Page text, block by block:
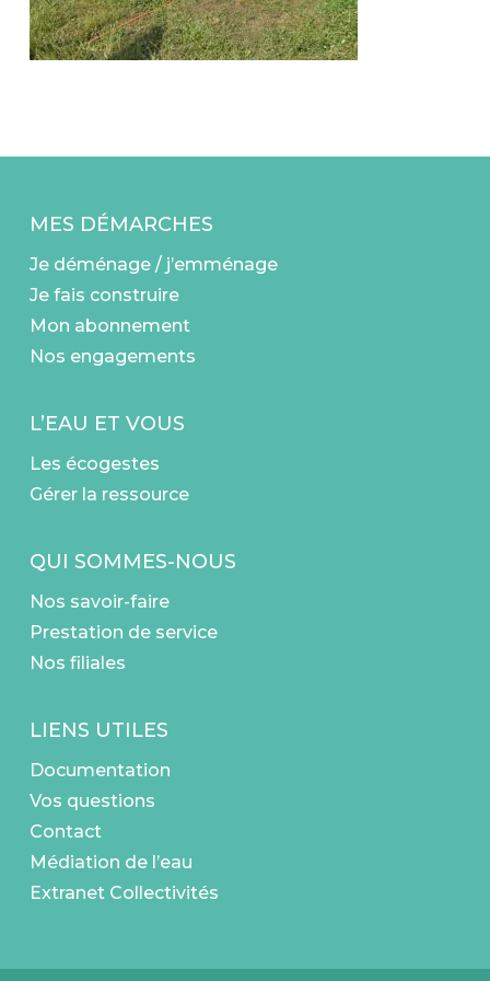
MES DÉMARCHES
Je déménage / j’emménage
Je fais construire
Mon abonnement
Nos engagements
L’EAU ET VOUS
Les écogestes
Gérer la ressource
QUI SOMMES-NOUS
Nos savoir-faire
Prestation de service
Nos filiales
LIENS UTILES
Documentation
Vos questions
Contact
Médiation de l’eau
Extranet Collectivités